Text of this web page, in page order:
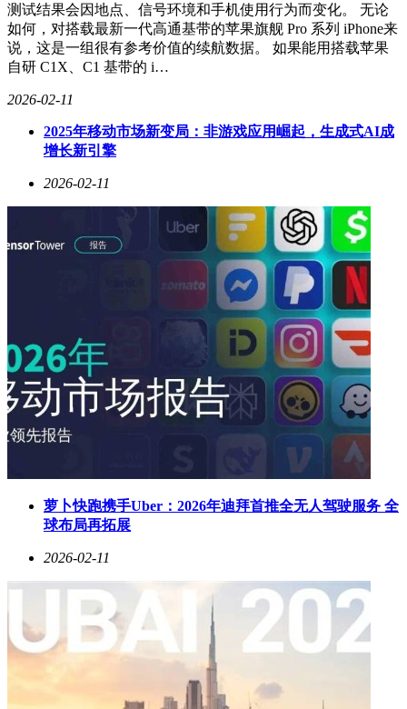
雷军还宣布了小米汽车的“春节出行无忧”活动。活动期间，小
米汽车将提供全天候免费道路救援服务，不限救援方式、次数
和里程。若因车辆自身故障导致抛锚，车主还可凭票据报销最
高1500元的交通费和最高500元的住宿费。活动时间为2月9日
在销量方面，雷军表示，小米汽车1月的交付量超过3.9万辆，
虽较2025年12月的超5万辆有所下降，但得益于订单储备和市
场认可度，当前销量表现依然稳健。他透露，2025年小米汽车
的交付量已超过41万辆，而2026年的品牌整体销量目标为55万
雷军在微博上进一步透露，目前主要交付的车型为YU7，而新
一代SU7的小订已正式开启，预计将于2026年4月上市。值得
一提的是，小米汽车在2026年1月已成为造车新势力的销量冠
军，并拉开了与第二名零跑汽车的差距。
截至2月10日收盘，小米集团股价报35.58港元，上涨1.08%。
测试结果会因地点、信号环境和手机使用行为而变化。 无论
如何，对搭载最新一代高通基带的苹果旗舰 Pro 系列 iPhone来
说，这是一组很有参考价值的续航数据。 如果能用搭载苹果
自研 C1X、C1 基带的 i…
2026-02-11
2025年移动市场新变局：非游戏应用崛起，生成式AI成
增长新引擎
2026-02-11
萝卜快跑携手Uber：2026年迪拜首推全无人驾驶服务 全
球布局再拓展
2026-02-11